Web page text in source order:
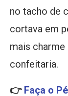
no tacho de
cortava em
mais
confeitaria.
👉 Faça o